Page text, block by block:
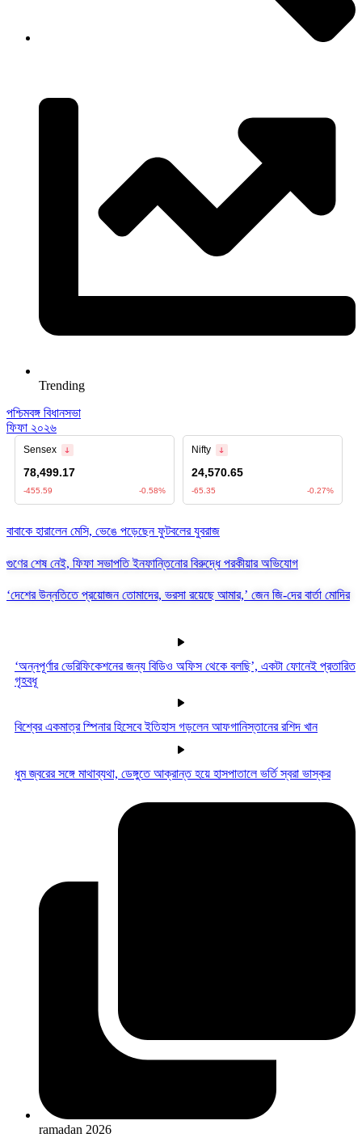
Trending
পশ্চিমবঙ্গ বিধানসভা
ফিফা ২০২৬
বাবাকে হারালেন মেসি, ভেঙে পড়েছেন ফুটবলের যুবরাজ
গুণের শেষ নেই, ফিফা সভাপতি ইনফান্তিনোর বিরুদ্ধে পরকীয়ার অভিযোগ
‘দেশের উন্নতিতে প্রয়োজন তোমাদের, ভরসা রয়েছে আমার,’ জেন জি-দের বার্তা মোদির
‘অন্নপূর্ণার ভেরিফিকেশনের জন্য বিডিও অফিস থেকে বলছি’, একটা ফোনেই প্রতারিত
গৃহবধূ
বিশ্বের একমাত্র স্পিনার হিসেবে ইতিহাস গড়লেন আফগানিস্তানের রশিদ খান
ধুম জ্বরের সঙ্গে মাথাব্যথা, ডেঙ্গুতে আক্রান্ত হয়ে হাসপাতালে ভর্তি স্বরা ভাস্কর
ramadan 2026